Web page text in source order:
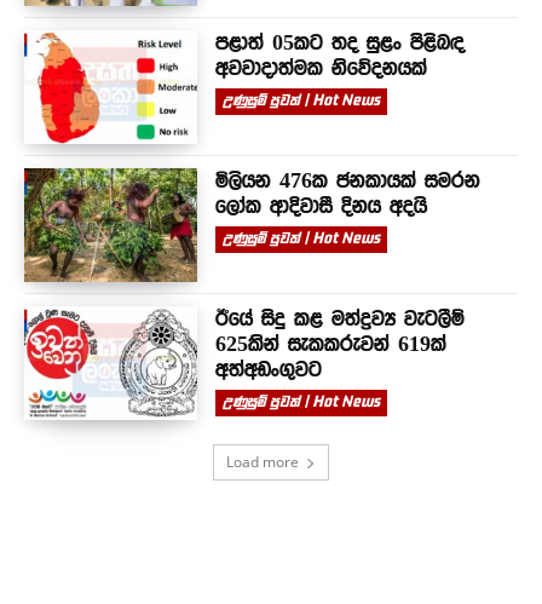
පළාත් 05කට තද සුළං පිළිබඳ
අවවාදාත්මක නිවේදනයක්
උණුසුම් පුවත් | Hot News
මිලියන 476ක ජනකායක් සමරන
ලෝක ආදිවාසී දිනය අදයි
උණුසුම් පුවත් | Hot News
ඊයේ සිදු කළ මත්ද්‍රව්‍ය වැටලීම්
625කින් සැකකරුවන් 619ක්
අත්අඩංගුවට
උණුසුම් පුවත් | Hot News
Load more